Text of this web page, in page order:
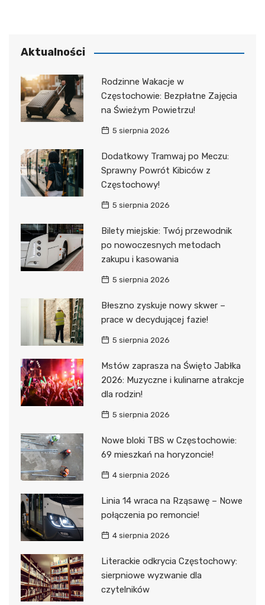
Aktualności
Rodzinne Wakacje w
Częstochowie: Bezpłatne Zajęcia
na Świeżym Powietrzu!
5 sierpnia 2026
Dodatkowy Tramwaj po Meczu:
Sprawny Powrót Kibiców z
Częstochowy!
5 sierpnia 2026
Bilety miejskie: Twój przewodnik
po nowoczesnych metodach
zakupu i kasowania
5 sierpnia 2026
Błeszno zyskuje nowy skwer –
prace w decydującej fazie!
5 sierpnia 2026
Mstów zaprasza na Święto Jabłka
2026: Muzyczne i kulinarne atrakcje
dla rodzin!
5 sierpnia 2026
Nowe bloki TBS w Częstochowie:
69 mieszkań na horyzoncie!
4 sierpnia 2026
Linia 14 wraca na Rząsawę – Nowe
połączenia po remoncie!
4 sierpnia 2026
Literackie odkrycia Częstochowy:
sierpniowe wyzwanie dla
czytelników